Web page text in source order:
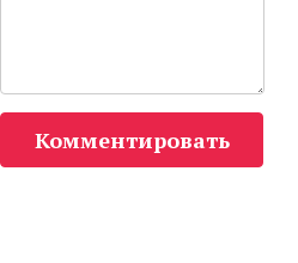
Комментировать